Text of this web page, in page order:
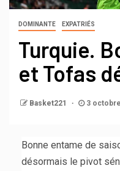
DOMINANTE EXPATRIÉS
Turquie.
et Tofas
Basket221 3
Bonne entame de
désormais le pivot